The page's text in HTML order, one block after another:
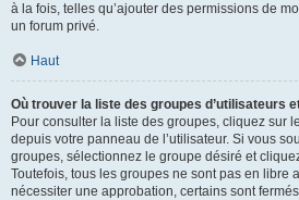
à la fois, telles qu’ajouter des permissions de
un forum privé.
Haut
Où trouver la liste des groupes d’utilisateurs
Pour consulter la liste des groupes, cliquez sur
depuis votre panneau de l’utilisateur. Si vous
groupes, sélectionnez le groupe désiré et
Toutefois, tous les groupes ne sont pas en libre
nécessiter une approbation, certains sont